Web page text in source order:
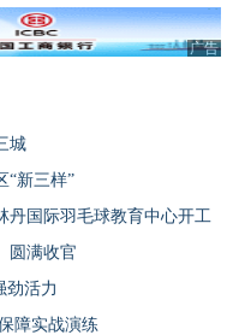
广告
城
“新三样”
国际羽毛球教育中心开工
圆满收官
劲活力
障实战演练